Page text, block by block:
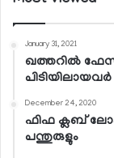
January 31, 2021
ഖത്തറില്‍
December 24, 2020
ഫിഫ ക്ലബ്
പന്തുരുളും